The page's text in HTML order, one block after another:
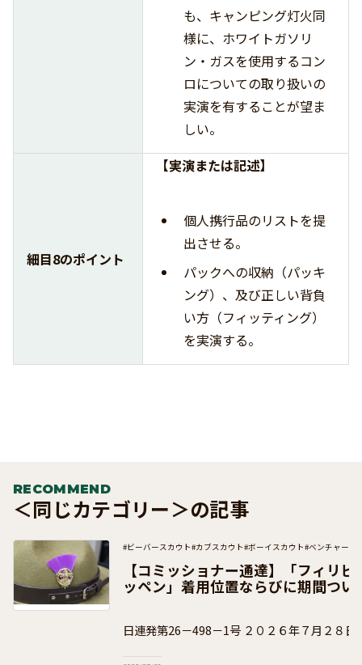
も、キャンピング灯火同
様に、ホワイトガソリ
ン・ガスを使用するコン
ロについての取り扱いの
実演を有することが望ま
しい。
細目8のポイント
【実演または記述】
個人携行品のリストを提
出させる。
パックへの収納（パッキ
ング）、及び正しい背負
い方（フィッティング）
を実演する。
RECOMMEND
＜同じカテゴリー＞の記事
#ビーバースカウト#カブスカウト#ボーイスカウト#ベンチャース
#団運営
#加盟員向け
【コミッショナー通達】「フィリ
ッペン」着用位置ならびに期間つい
日連発第26－498－1号 ２０２６年７月２８日 ボーイスカウト都